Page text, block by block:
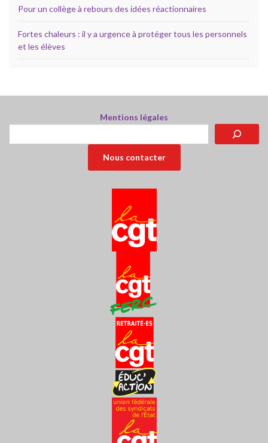
Pour un collège à rebours des idées réactionnaires
Fortes chaleurs : il y a urgence à protéger tous les personnels
et les élèves
Mentions légales
Nous contacter